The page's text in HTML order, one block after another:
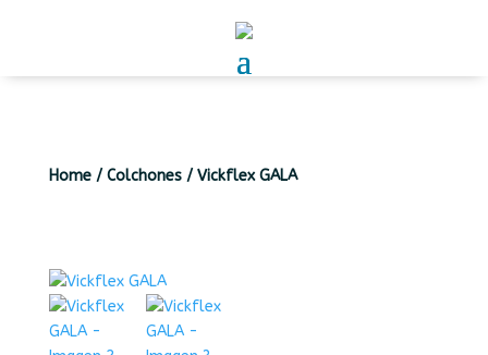
Home/ Colchones/ Vickflex GALA